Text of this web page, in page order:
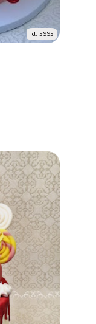
id: 5995